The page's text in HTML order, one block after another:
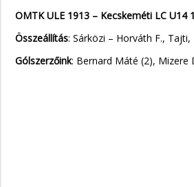
OMTK ULE 1913 – Kecskeméti LC U14
Összeállítás: Sárközi – Horváth F.,
Gólszerzőink: Bernard Máté (2), Mizere